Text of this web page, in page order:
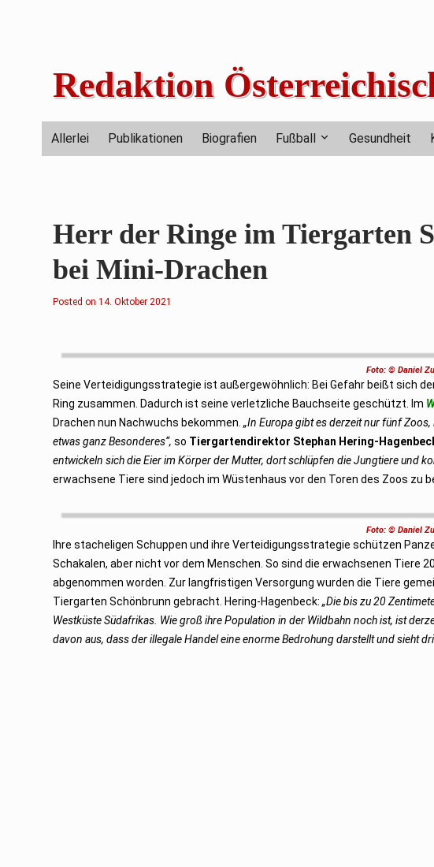
Redaktion
Allerlei Publikationen Biografien Fußball Gesundheit
Herr der Ringe im Tiergarten
bei Mini-Drachen
Posted on1
t
e
2
2
14. Oktober 2021
Foto: © Daniel
Seine Verteidigungsstrategie ist außergewöhnlich: Bei Gefahr beißt sich
Ring zusammen. Dadurch ist seine verletzliche Bauchseite geschützt. Im
Drachen nun Nachwuchs bekommen.„In Europa gibt es derzeit nur fünf
etwas ganz Besonderes“,so Tiergartendirektor Stephan Hering-
entwickeln sich die Eier im Körper der Mutter, dort schlüpfen die Jungtiere und
erwachsene Tiere sind jedoch im Wüstenhaus vor den Toren des Zoos zu
Foto: © Daniel
Ihre stacheligen Schuppen und ihre Verteidigungsstrategie schützen
Schakalen, aber nicht vor dem Menschen. So sind die erwachsenen Tiere
abgenommen worden. Zur langfristigen Versorgung wurden die Tiere
Tiergarten Schönbrunn gebracht. Hering-Hagenbeck:„Die bis zu 20
Westküste Südafrikas. Wie groß ihre Population in der Wildbahn noch ist, ist
davon aus, dass der illegale Handel eine enorme Bedrohung darstellt und sieht